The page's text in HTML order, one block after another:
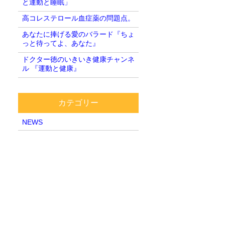
と運動と睡眠」
高コレステロール血症薬の問題点。
あなたに捧げる愛のバラード『ちょ
っと待ってよ、あなた』
ドクター徳のいきいき健康チャンネ
ル 『運動と健康』
カテゴリー
NEWS